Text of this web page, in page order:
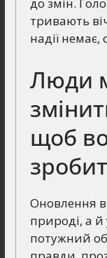
до змін.
тривають
надії
Люди
щоб
Оновлення
природі, а й
потужний